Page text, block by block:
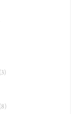
(8)